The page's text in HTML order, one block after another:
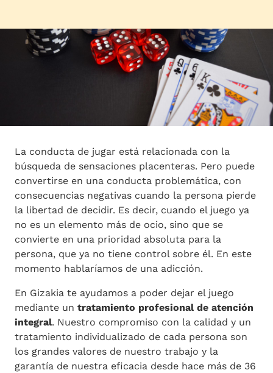
La conducta de jugar está relacionada con la
búsqueda de sensaciones placenteras. Pero puede
convertirse en una conducta problemática, con
consecuencias negativas cuando la persona pierde
la libertad de decidir. Es decir, cuando el juego ya
no es un elemento más de ocio, sino que se
convierte en una prioridad absoluta para la
persona, que ya no tiene control sobre él. En este
momento hablaríamos de una adicción.
En Gizakia te ayudamos a poder dejar el juego
mediante un tratamiento profesional de atención
integral. Nuestro compromiso con la calidad y un
tratamiento individualizado de cada persona son
los grandes valores de nuestro trabajo y la
garantía de nuestra eficacia desde hace más de 36